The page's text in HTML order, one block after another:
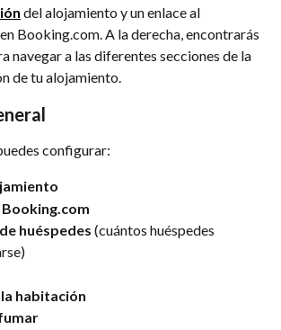
del alojamiento y un enlace al
Booking.com. A la derecha, encontrarás
navegar a las diferentes secciones de la
de tu alojamiento.
configurar:
huéspedes (cuántos huéspedes
habitación